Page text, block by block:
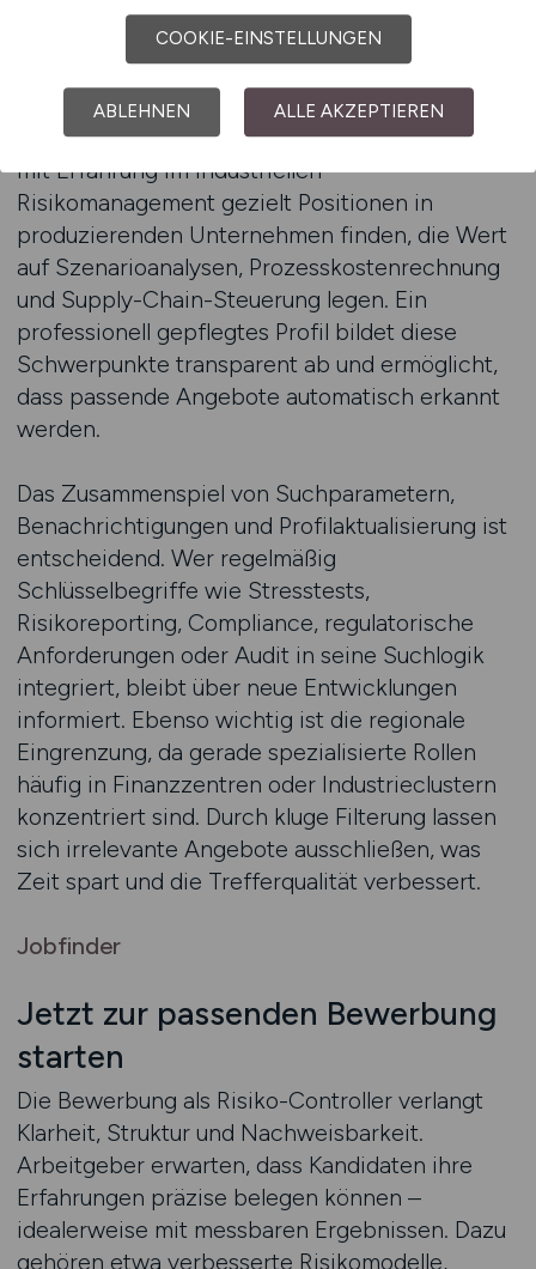
Branche und IT-Landschaft. Ein Kandidat mit
Erfahrung in Finanzinstituten, die nach Basel-III-
Richtlinien agieren, kann gezielt nach Banken
suchen, die in der internen Steuerung ähnliche
Modelle einsetzen. Ebenso können Controller
mit Erfahrung im industriellen
Risikomanagement gezielt Positionen in
produzierenden Unternehmen finden, die Wert
auf Szenarioanalysen, Prozesskostenrechnung
und Supply-Chain-Steuerung legen. Ein
professionell gepflegtes Profil bildet diese
Schwerpunkte transparent ab und ermöglicht,
dass passende Angebote automatisch erkannt
werden.
Das Zusammenspiel von Suchparametern,
Benachrichtigungen und Profilaktualisierung ist
entscheidend. Wer regelmäßig
Schlüsselbegriffe wie Stresstests,
Risikoreporting, Compliance, regulatorische
Anforderungen oder Audit in seine Suchlogik
integriert, bleibt über neue Entwicklungen
informiert. Ebenso wichtig ist die regionale
Eingrenzung, da gerade spezialisierte Rollen
häufig in Finanzzentren oder Industrieclustern
konzentriert sind. Durch kluge Filterung lassen
sich irrelevante Angebote ausschließen, was
Zeit spart und die Trefferqualität verbessert.
Jobfinder
Jetzt zur passenden Bewerbung
starten
Die Bewerbung als Risiko-Controller verlangt
Klarheit, Struktur und Nachweisbarkeit.
Arbeitgeber erwarten, dass Kandidaten ihre
Erfahrungen präzise belegen können –
idealerweise mit messbaren Ergebnissen. Dazu
gehören etwa verbesserte Risikomodelle,
COOKIE-EINSTELLUNGEN
ABLEHNEN ALLE AKZEPTIEREN